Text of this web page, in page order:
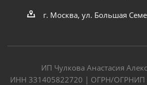
г. Москва, ул. Большая
ИП Чулкова Анастасия
ИНН 331405822720 | ОГРН/ОГРНИП